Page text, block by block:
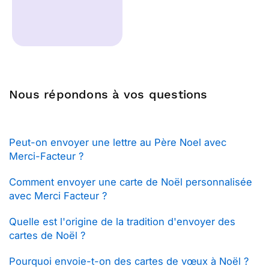
Nous répondons à vos questions
Peut-on envoyer une lettre au Père Noel avec
Merci-Facteur ?
Comment envoyer une carte de Noël personnalisée
avec Merci Facteur ?
Quelle est l'origine de la tradition d'envoyer des
cartes de Noël ?
Pourquoi envoie-t-on des cartes de vœux à Noël ?